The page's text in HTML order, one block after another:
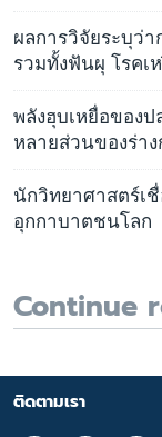
ผลการวิจัยระบุว่
รวมทั้งฟันผุ โรคเ
พลังฮุบเหยื่อของ
หลายส่วนของร่า
นักวิทยาศาสตร์เ
อุกกาบาตชนโลก
Continue
ติดตามเรา